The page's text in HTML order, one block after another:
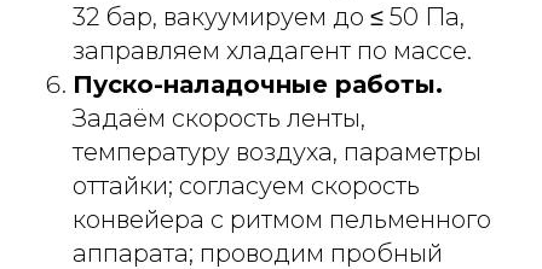
32 бар, вакуумируем до ≤ 50 Па,
заправляем хладагент по массе.
Пуско-наладочные работы.
Задаём скорость ленты,
температуру воздуха, параметры
оттайки; согласуем скорость
конвейера с ритмом пельменного
аппарата; проводим пробный